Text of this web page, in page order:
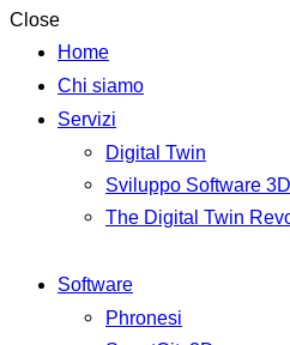
Close
Home
Chi siamo
Servizi
Digital Twin
Sviluppo Software 3D
The Digital Twin
Software
Phronesi